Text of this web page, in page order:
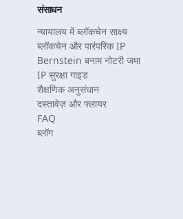
संसाधन
न्यायालय में ब्लॉकचेन साक्ष्य
ब्लॉकचेन और पारंपरिक IP
Bernstein बनाम नोटरी जमा
IP सुरक्षा गाइड
शैक्षणिक अनुसंधान
दस्तावेज़ और फ्लायर
FAQ
ब्लॉग